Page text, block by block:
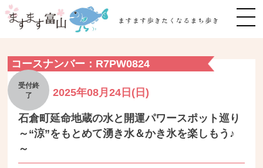
コースナンバー：R7PW0824
2025年08月24日(日)
石倉町延命地蔵の水と開運パワースポット巡り
～“涼”をもとめて湧き水＆かき氷を楽しもう♪
～